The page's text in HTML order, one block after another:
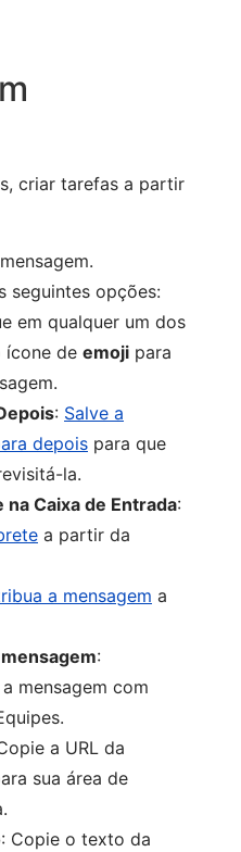
criar tarefas a partir
seguintes opções:
em qualquer um dos
ícone de emoji para
: Salve a
depois para que
la.
Caixa de Entrada:
a partir da
a mensagem a
:
mensagem com
a URL da
sua área de
: Copie o texto da